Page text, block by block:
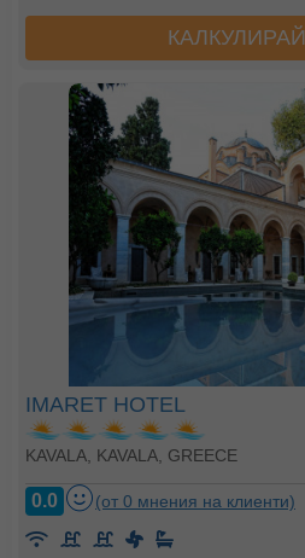
IMARET HOTEL
KAVALA, KAVALA, GREECE
0.0 (от 0 мнения на клиенти)